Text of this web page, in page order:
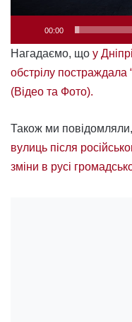
00:00
Нагадаємо, що у
обстрілу постраждала
(Відео та Фото).
Також ми
вулиць після
зміни в русі